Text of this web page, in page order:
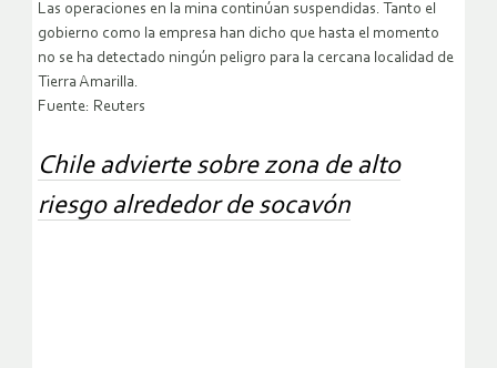
Las operaciones en la mina continúan suspendidas. Tanto el
gobierno como la empresa han dicho que hasta el momento
no se ha detectado ningún peligro para la cercana localidad de
Tierra Amarilla.
Fuente: Reuters
Chile advierte sobre zona de alto
riesgo alrededor de socavón